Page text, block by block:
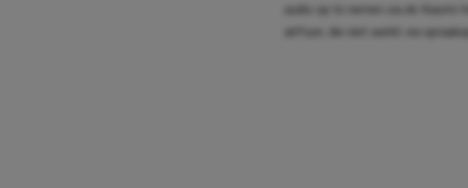
audio op te nemen via de Xiaomi
airfryer, die niet werkt via